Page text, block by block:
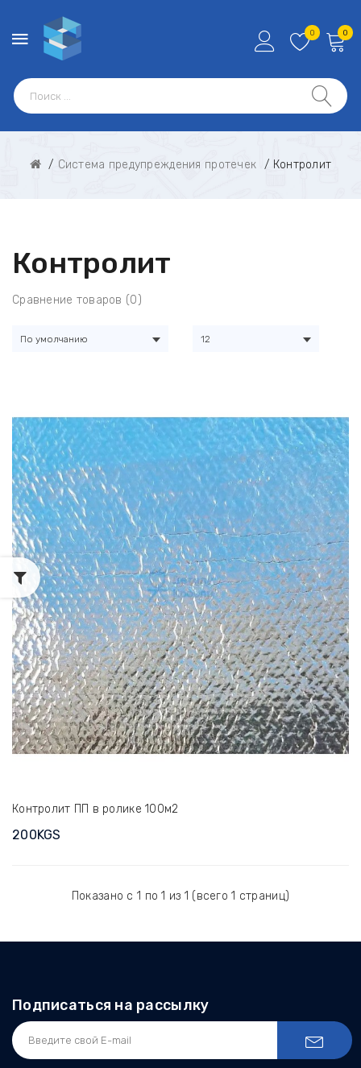
0 0
Система предупреждения протечек Контролит
Контролит
Сравнение товаров (0)
Контролит ПП в ролике 100м2
200KGS
Показано с 1 по 1 из 1 (всего 1 страниц)
Подписаться на рассылку